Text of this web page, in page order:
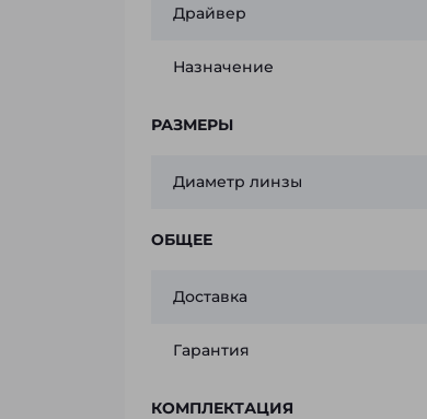
Драйвер
Назначение
РАЗМЕРЫ
Диаметр линзы
ОБЩЕЕ
Доставка
Гарантия
КОМПЛЕКТАЦИЯ